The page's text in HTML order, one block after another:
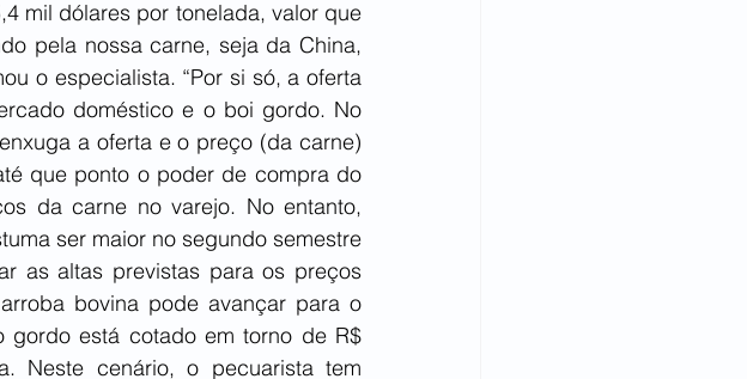
mil dólares por tonelada, valor que
pela nossa carne, seja da China,
o especialista. “Por si só, a oferta
doméstico e o boi gordo. No
a oferta e o preço (da carne)
que ponto o poder de compra do
da carne no varejo. No entanto,
ser maior no segundo semestre
as altas previstas para os preços
bovina pode avançar para o
gordo está cotado em torno de R$
cenário, o pecuarista tem